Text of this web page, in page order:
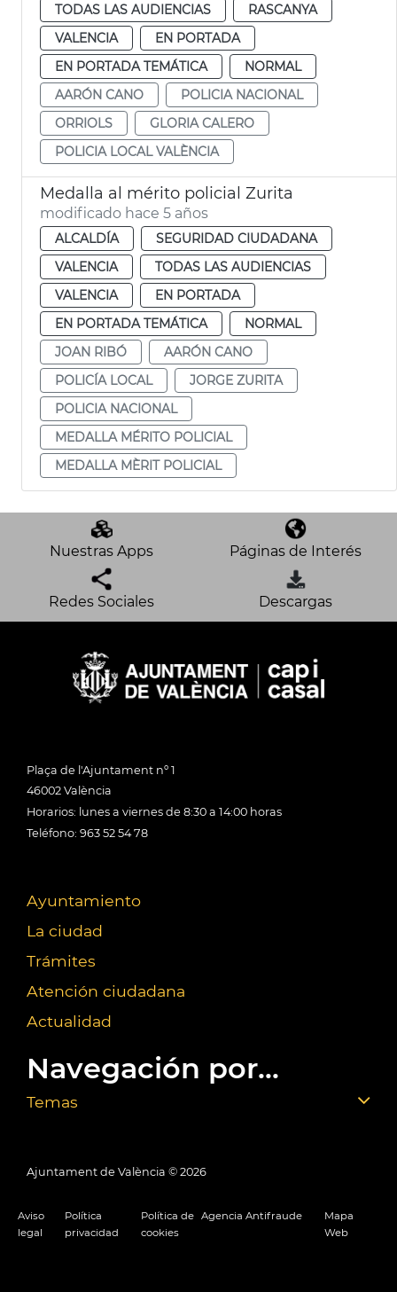
TODAS LAS AUDIENCIAS
RASCANYA
VALENCIA
EN PORTADA
EN PORTADA TEMÁTICA
NORMAL
AARÓN CANO
POLICIA NACIONAL
ORRIOLS
GLORIA CALERO
POLICIA LOCAL VALÈNCIA
Medalla al mérito policial Zurita
modificado hace 5 años
ALCALDÍA
SEGURIDAD CIUDADANA
VALENCIA
TODAS LAS AUDIENCIAS
VALENCIA
EN PORTADA
EN PORTADA TEMÁTICA
NORMAL
JOAN RIBÓ
AARÓN CANO
POLICÍA LOCAL
JORGE ZURITA
POLICIA NACIONAL
MEDALLA MÉRITO POLICIAL
MEDALLA MÈRIT POLICIAL
Nuestras Apps Páginas de Interés
Redes Sociales Descargas
Plaça de l'Ajuntament nº 1
46002 València
Horarios: lunes a viernes de 8:30 a 14:00 horas
Teléfono: 963 52 54 78
Ayuntamiento
La ciudad
Trámites
Atención ciudadana
Actualidad
Navegación por...
Temas
Ajuntament de València © 2026
Aviso
legal
Política
privacidad
Política de
cookies
Agencia Antifraude
Mapa
Web